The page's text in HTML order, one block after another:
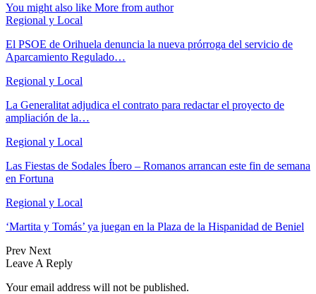
You might also like More from author
Regional y Local
El PSOE de Orihuela denuncia la nueva prórroga del servicio de
Aparcamiento Regulado…
Regional y Local
La Generalitat adjudica el contrato para redactar el proyecto de
ampliación de la…
Regional y Local
Las Fiestas de Sodales Íbero – Romanos arrancan este fin de semana
en Fortuna
Regional y Local
‘Martita y Tomás’ ya juegan en la Plaza de la Hispanidad de Beniel
Prev Next
Leave A Reply
Your email address will not be published.